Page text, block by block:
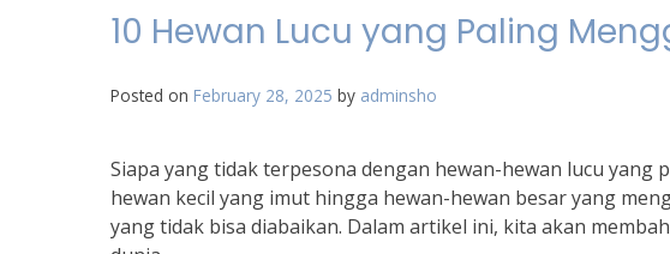
10 Hewan Lucu yang Paling
Posted on February 28, 2025 by adminsho
Siapa yang tidak terpesona dengan hewan-hewan lucu yang
hewan kecil yang imut hingga hewan-hewan besar yang
yang tidak bisa diabaikan. Dalam artikel ini, kita akan